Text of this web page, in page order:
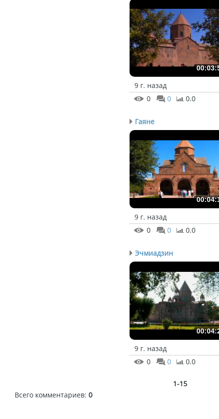
9 г. назад
0
0 0.0
Гаяне
9 г. назад
0
0 0.0
Эчмиадзин
9 г. назад
0
0 0.0
1-15
Всего комментариев: 0